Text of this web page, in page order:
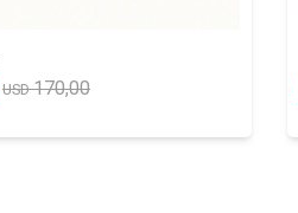
USD 170,00